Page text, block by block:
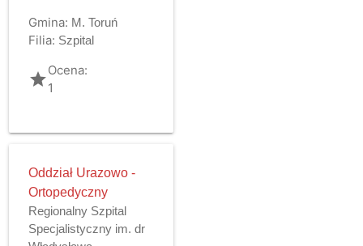
Gmina: M. Toruń
Filia: Szpital
gradeOcena:
1
Oddział Urazowo -
Ortopedyczny
Regionalny Szpital
Specjalistyczny im. dr